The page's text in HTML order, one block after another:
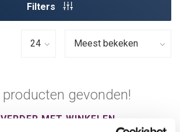
Filters
producten gevonden!
MET WINKELEN